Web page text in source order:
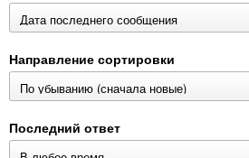
Направление сортировки
Последний ответ